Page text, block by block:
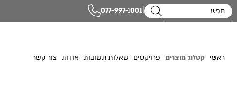
|
077-997-1001
ראשי קטלוג מוצרים פרויקטים שאלות תשובות אודות צור קשר